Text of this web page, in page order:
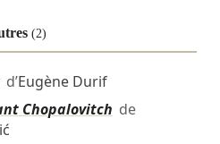
(2)
d’Eugène Durif
Chopalovitch de